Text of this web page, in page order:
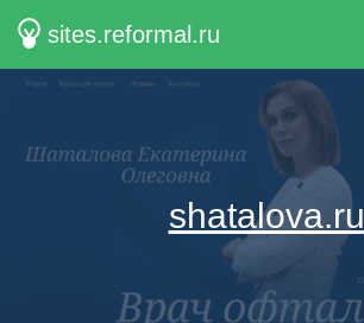
sites.reformal.ru
shatalova.ru